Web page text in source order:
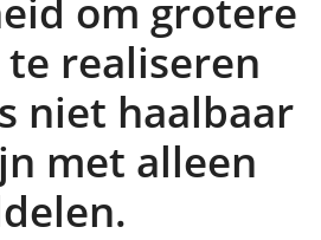
om grotere
realiseren
niet haalbaar
met alleen